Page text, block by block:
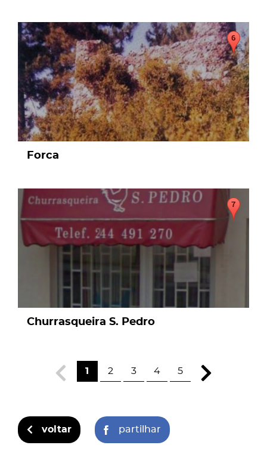
page
Forca
page
Churrasqueira S. Pedro
1 2 3 4 5
voltar partilhar